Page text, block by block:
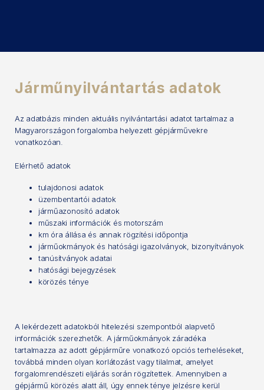
Járműnyilvántartás adatok
Az adatbázis minden aktuális nyilvántartási adatot tartalmaz a
Magyarországon forgalomba helyezett gépjárművekre
vonatkozóan.
Elérhető adatok
tulajdonosi adatok
üzembentartói adatok
járműazonosító adatok
műszaki információk és motorszám
km óra állása és annak rögzítési időpontja
járműokmányok és hatósági igazolványok, bizonyítványok
tanúsítványok adatai
hatósági bejegyzések
körözés ténye
A lekérdezett adatokból hitelezési szempontból alapvető
információk szerezhetők. A járműokmányok záradéka
tartalmazza az adott gépjárműre vonatkozó opciós terheléseket,
továbbá minden olyan korlátozást vagy tilalmat, amelyet
forgalomrendészeti eljárás során rögzítettek. Amennyiben a
gépjármű körözés alatt áll, úgy ennek ténye jelzésre kerül